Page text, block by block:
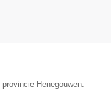
Henegouwen.